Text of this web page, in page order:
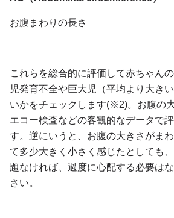
お腹まわりの長さ
これらを総合的に評価して赤ちゃん
児発育不全や巨大児（平均より大き
いかをチェックします(※2)。お腹の
エコー検査などの客観的なデータで
す。逆にいうと、お腹の大きさがま
て多少大きく小さく感じたとしても
題なければ、過度に心配する必要は
さい。